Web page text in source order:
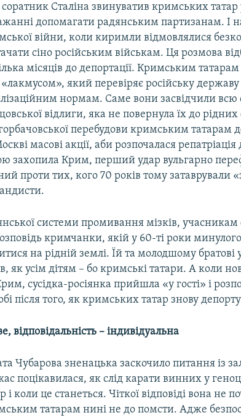
соратник Сталіна звинуватив кримських татар
допомагати радянським партизанам. І
війни, коли киримли відмовлялися
сіно російським військам. Ця розмова
місяців до депортації. Кримським
який перевіряє російську державу
нормам. Саме вони засвідчили всю
відлиги, яка не повернула їх до
перебудови кримським татарам
масові акції, аби розпочалася
захопила Крим, перший удар вульгарно
проти тих, кого 70 років тому затаврували
системи промивання мізків, учасникам
кримчанки, якій у 60-ті роки минулого
на рідній землі. Їй та молодшому братові
як усім дітям – бо кримські татари. А коли
сусідка-росіянка прийшла «у гості» і
після того, як кримських татар знову
відповідальність – індивідуальна
Чубарова зненацька заскочило питання із
поцікавилася, як слід карати винних у
і коли це станеться. Чіткої відповіді вона не
татарам нині не до помсти. Адже